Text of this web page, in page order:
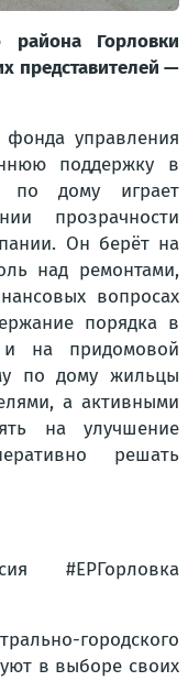
района Горловки
представителей —
управления
поддержку в
по дому играет
прозрачности
Он берёт на
над ремонтами,
вопросах
порядка в
и на придомовой
по дому жильцы
а активными
на улучшение
решать
#ЕРГорловка